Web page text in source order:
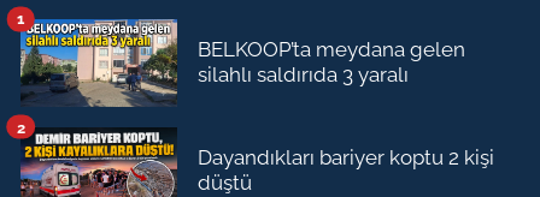
BELKOOP’ta meydana gelen
silahlı saldırıda 3 yaralı
1
Dayandıkları bariyer koptu 2 kişi
düştü
2